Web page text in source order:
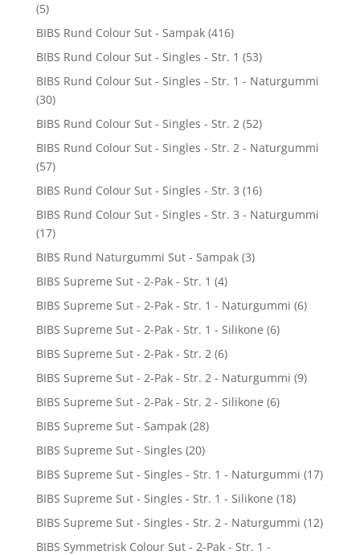
(5)
BIBS Rund Colour Sut - Sampak (416)
BIBS Rund Colour Sut - Singles - Str. 1 (53)
BIBS Rund Colour Sut - Singles - Str. 1 - Naturgummi
(30)
BIBS Rund Colour Sut - Singles - Str. 2 (52)
BIBS Rund Colour Sut - Singles - Str. 2 - Naturgummi
(57)
BIBS Rund Colour Sut - Singles - Str. 3 (16)
BIBS Rund Colour Sut - Singles - Str. 3 - Naturgummi
(17)
BIBS Rund Naturgummi Sut - Sampak (3)
BIBS Supreme Sut - 2-Pak - Str. 1 (4)
BIBS Supreme Sut - 2-Pak - Str. 1 - Naturgummi (6)
BIBS Supreme Sut - 2-Pak - Str. 1 - Silikone (6)
BIBS Supreme Sut - 2-Pak - Str. 2 (6)
BIBS Supreme Sut - 2-Pak - Str. 2 - Naturgummi (9)
BIBS Supreme Sut - 2-Pak - Str. 2 - Silikone (6)
BIBS Supreme Sut - Sampak (28)
BIBS Supreme Sut - Singles (20)
BIBS Supreme Sut - Singles - Str. 1 - Naturgummi (17)
BIBS Supreme Sut - Singles - Str. 1 - Silikone (18)
BIBS Supreme Sut - Singles - Str. 2 - Naturgummi (12)
BIBS Symmetrisk Colour Sut - 2-Pak - Str. 1 -